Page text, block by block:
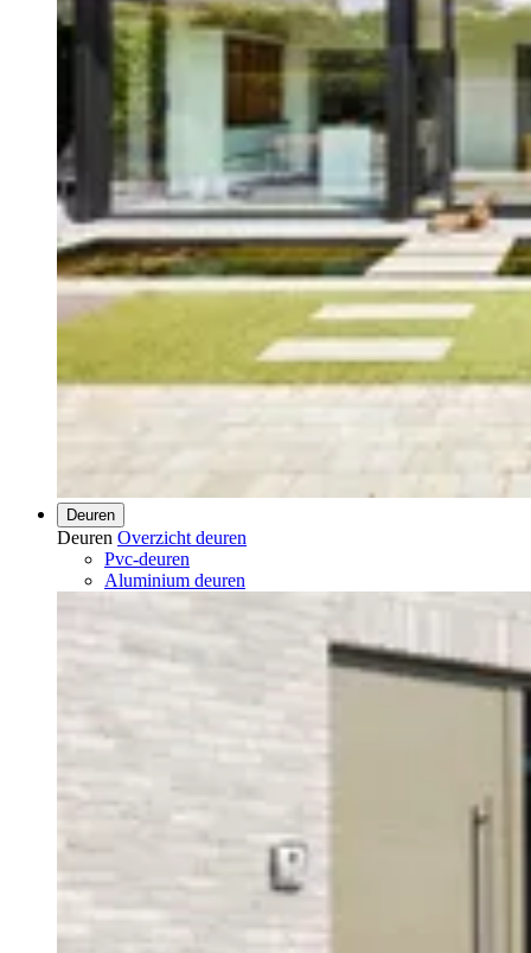
Deuren
Deuren Overzicht deuren
Pvc-deuren
Aluminium deuren